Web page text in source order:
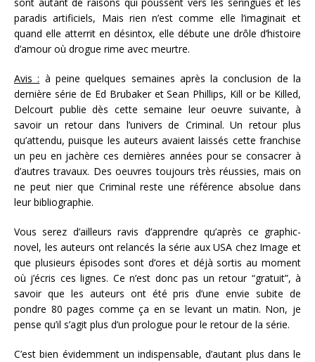
paradis artificiels, Mais rien n’est comme elle l’imaginait et
quand elle atterrit en désintox, elle débute une drôle d’histoire
d’amour où drogue rime avec meurtre.
Avis : à peine quelques semaines après la conclusion de la
dernière série de Ed Brubaker et Sean Phillips, Kill or be Killed,
Delcourt publie dès cette semaine leur oeuvre suivante, à
savoir un retour dans l’univers de Criminal. Un retour plus
qu’attendu, puisque les auteurs avaient laissés cette franchise
un peu en jachère ces dernières années pour se consacrer à
d’autres travaux. Des oeuvres toujours très réussies, mais on
ne peut nier que Criminal reste une référence absolue dans
leur bibliographie.
Vous serez d’ailleurs ravis d’apprendre qu’après ce graphic-
novel, les auteurs ont relancés la série aux USA chez Image et
que plusieurs épisodes sont d’ores et déjà sortis au moment
où j’écris ces lignes. Ce n’est donc pas un retour “gratuit”, à
savoir que les auteurs ont été pris d’une envie subite de
pondre 80 pages comme ça en se levant un matin. Non, je
pense qu’il s’agit plus d’un prologue pour le retour de la série.
C’est bien évidemment un indispensable, d’autant plus dans le